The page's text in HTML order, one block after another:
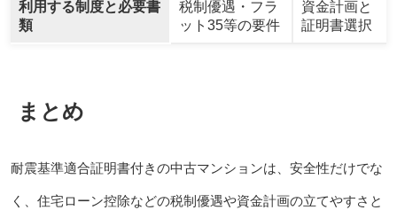
利用する制度と必要書
類
税制優遇・フラ
ット35等の要件
資金計画と
証明書選択
まとめ
耐震基準適合証明書付きの中古マンションは、安全性だけでな
く、住宅ローン控除などの税制優遇や資金計画の立てやすさと